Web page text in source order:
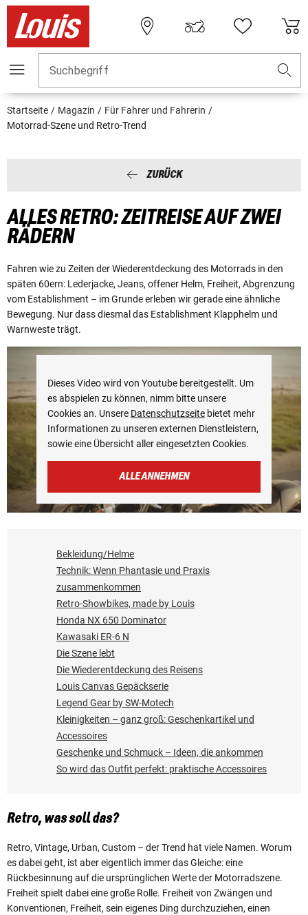
Suchbegriff
Startseite Magazin
Für Fahrer und Fahrerin
Motorrad-Szene und Retro-Trend
ZURÜCK
ALLES RETRO: ZEITREISE AUF ZWEI
RÄDERN
Fahren wie zu Zeiten der Wiederentdeckung des Motorrads in den
späten 60ern: Lederjacke, Jeans, offener Helm, Freiheit, Abgrenzung
vom Establishment – im Grunde erleben wir gerade eine ähnliche
Bewegung. Nur dass diesmal das Establishment Klapphelm und
Warnweste trägt.
Dieses Video wird von Youtube bereitgestellt. Um
es abspielen zu können, nimm bitte unsere
Cookies an. Unsere Datenschutzseitebietet mehr
Informationen zu unseren externen Dienstleistern,
sowie eine Übersicht aller eingesetzten Cookies.
ALLE ANNEHMEN
Bekleidung/Helme
Technik: Wenn Phantasie und Praxis
zusammenkommen
Retro-Showbikes, made by Louis
Honda NX 650 Dominator
Kawasaki ER-6 N
Die Szene lebt
Die Wiederentdeckung des Reisens
Louis Canvas Gepäckserie
Legend Gear by SW-Motech
Kleinigkeiten – ganz groß: Geschenkartikel und
Accessoires
Geschenke und Schmuck – Ideen, die ankommen
So wird das Outfit perfekt: praktische Accessoires
Retro, was soll das?
Retro, Vintage, Urban, Custom – der Trend hat viele Namen. Worum
es dabei geht, ist aber eigentlich immer das Gleiche: eine
Rückbesinnung auf die ursprünglichen Werte der Motorradszene.
Freiheit spielt dabei eine große Rolle. Freiheit von Zwängen und
Konventionen, Freiheit, sein eigenes Ding durchzuziehen, einen